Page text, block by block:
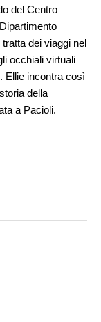
del Centro
dei viaggi nel
occhiali virtuali
Ellie incontra così
della
a Pacioli.